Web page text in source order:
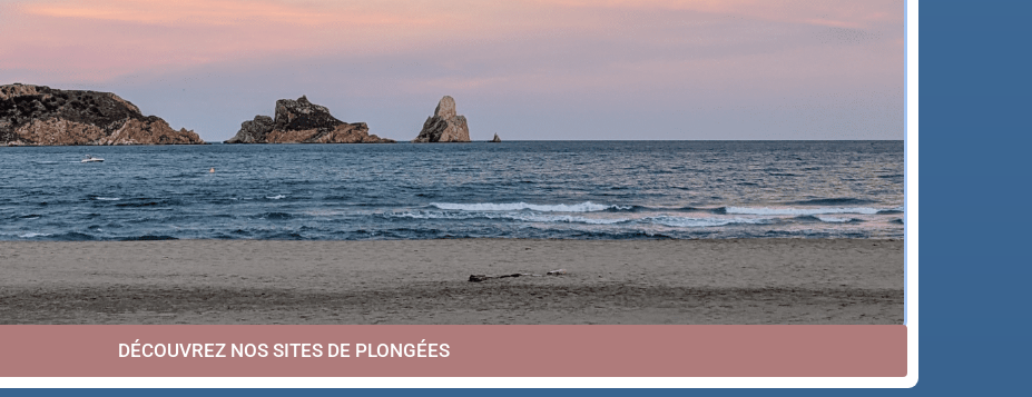
DÉCOUVREZ NOS SITES DE PLONGÉES